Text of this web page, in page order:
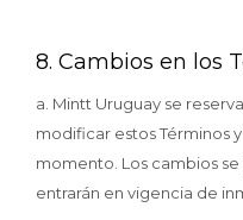
8. Cambios en los
a. Mintt Uruguay se
modificar estos Términos
momento. Los cambios
entrarán en vigencia de